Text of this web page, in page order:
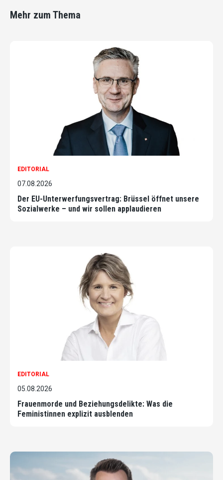
Mehr zum Thema
EDITORIAL
07.08.2026
Der EU-Unterwerfungsvertrag: Brüssel öffnet unsere
Sozialwerke – und wir sollen applaudieren
EDITORIAL
05.08.2026
Frauenmorde und Beziehungsdelikte: Was die
Feministinnen explizit ausblenden